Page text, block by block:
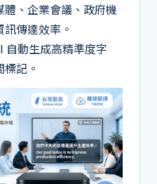
體、企業會議、政府機
傳達效率。
自動生成高精準度字
記。